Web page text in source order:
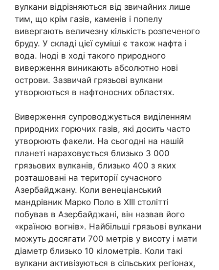
вулкани відрізняються від звичайних лише
тим, що крім газів, каменів і попелу
вивергають величезну кількість розпеченого
бруду. У складі цієї суміші є також нафта і
вода. Іноді в ході такого природного
виверження виникають абсолютно нові
острови. Зазвичай грязьові вулкани
утворюються в нафтоносних областях.
Виверження супроводжується виділенням
природних горючих газів, які досить часто
утворюють факели. На сьогодні на нашій
планеті нараховується близько 3 000
грязьових вулканів, близько 400 з яких
розташовані на території сучасного
Азербайджану. Коли венеціанський
мандрівник Марко Поло в XIII столітті
побував в Азербайджані, він назвав його
«країною вогнів». Найбільші грязьові вулкани
можуть досягати 700 метрів у висоту і мати
діаметр близько 10 кілометрів. Коли такі
вулкани активізуються в сільських регіонах,